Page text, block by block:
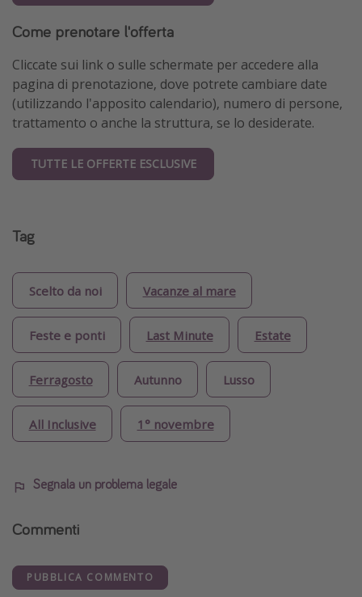
Come prenotare l'offerta
Cliccate sui link o sulle schermate per accedere alla
pagina di prenotazione, dove potrete cambiare date
(utilizzando l'apposito calendario), numero di persone,
trattamento o anche la struttura, se lo desiderate.
TUTTE LE OFFERTE ESCLUSIVE
Tag
Scelto da noi Vacanze al mare
Feste e ponti Last Minute Estate
Ferragosto Autunno Lusso
All Inclusive 1° novembre
Segnala un problema legale
Commenti
PUBBLICA COMMENTO